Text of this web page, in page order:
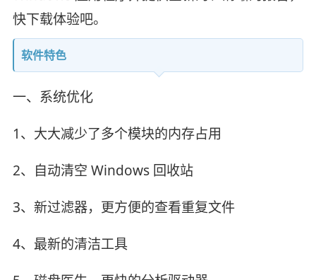
快下载体验吧。
软件特色
一、系统优化
1、大大减少了多个模块的内存占用
2、自动清空 Windows 回收站
3、新过滤器，更方便的查看重复文件
4、最新的清洁工具